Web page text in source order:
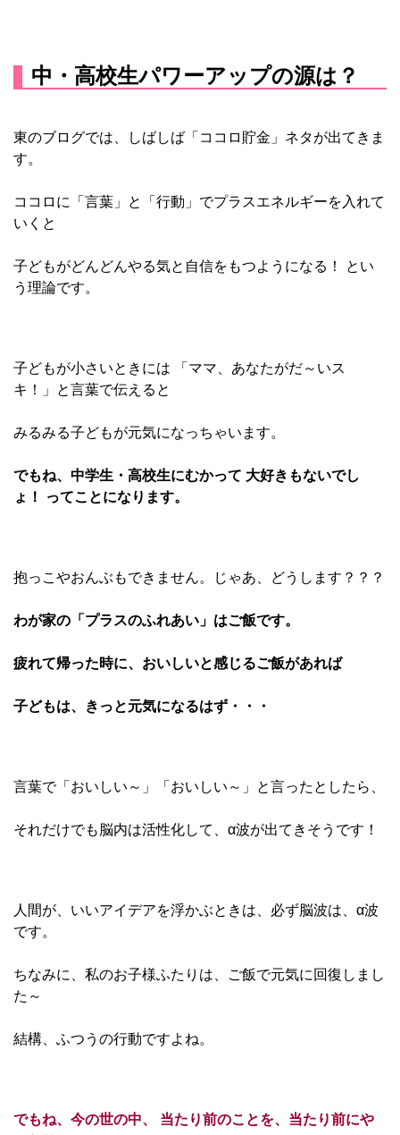
中・高校生パワーアップの源は？
東のブログでは、しばしば「ココロ貯金」ネタが出てきま
す。
ココロに「言葉」と「行動」でプラスエネルギーを入れて
いくと
子どもがどんどんやる気と自信をもつようになる！ とい
う理論です。
子どもが小さいときには 「ママ、あなたがだ～いス
キ！」と言葉で伝えると
みるみる子どもが元気になっちゃいます。
でもね、中学生・高校生にむかって 大好きもないでし
ょ！ ってことになります。
抱っこやおんぶもできません。じゃあ、どうします？？？
わが家の「プラスのふれあい」はご飯です。
疲れて帰った時に、おいしいと感じるご飯があれば
子どもは、きっと元気になるはず・・・
言葉で「おいしい～」「おいしい～」と言ったとしたら、
それだけでも脳内は活性化して、α波が出てきそうです！
人間が、いいアイデアを浮かぶときは、必ず脳波は、α波
です。
ちなみに、私のお子様ふたりは、ご飯で元気に回復しまし
た～
結構、ふつうの行動ですよね。
でもね、今の世の中、 当たり前のことを、当たり前にや